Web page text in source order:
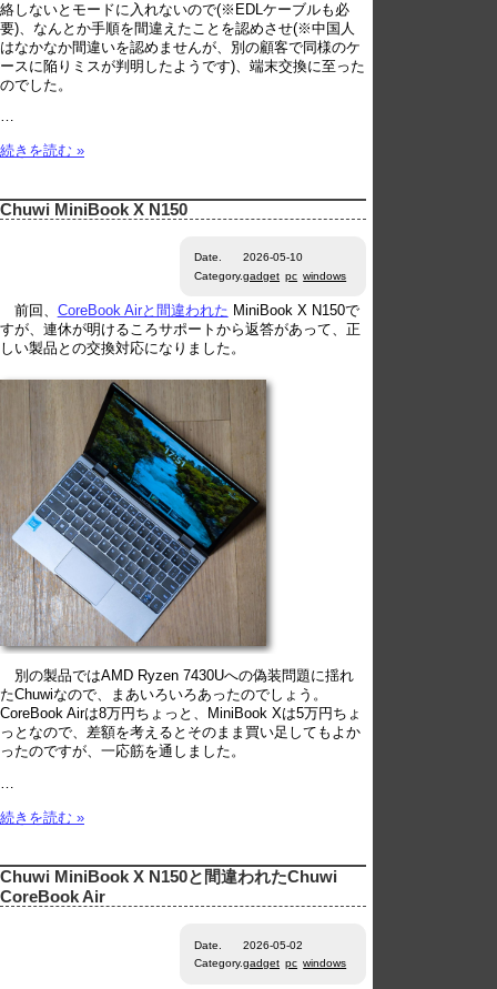
絡しないとモードに入れないので(※EDLケーブルも必
要)、なんとか手順を間違えたことを認めさせ(※中国人
はなかなか間違いを認めませんが、別の顧客で同様のケ
ースに陥りミスが判明したようです)、端末交換に至った
のでした。
…
続きを読む »
Chuwi MiniBook X N150
Date.
2026-05-10
Category.gadget pc windows
前回、 CoreBook Airと間違われた MiniBook X N150で
すが、連休が明けるころサポートから返答があって、正
しい製品との交換対応になりました。
別の製品ではAMD Ryzen 7430Uへの偽装問題に揺れ
たChuwiなので、まあいろいろあったのでしょう。
CoreBook Airは8万円ちょっと、MiniBook Xは5万円ちょ
っとなので、差額を考えるとそのまま買い足してもよか
ったのですが、一応筋を通しました。
…
続きを読む »
Chuwi MiniBook X N150と間違われたChuwi
CoreBook Air
Date.
2026-05-02
Category.gadget pc windows